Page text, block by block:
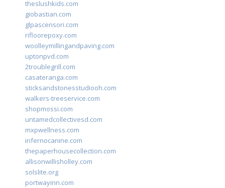
theslushkids.com
giobastian.com
glpascensori.com
rifloorepoxy.com
woolleymillingandpaving.com
uptonpvd.com
2troublegrill.com
casateranga.com
sticksandstonesstudiooh.com
walkers-treeservice.com
shopmossi.com
untamedcollectivesd.com
mxpwellness.com
infernocanine.com
thepaperhousecollection.com
allisonwillisholley.com
solslite.org
portwayinn.com